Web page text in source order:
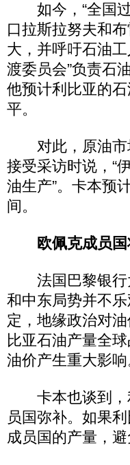
如今，“全国过
口拉斯拉努夫和
大，并呼吁石油
渡委员会”负责石
他预计利比亚的
平。
对此，原油市
接受采访时说，“
油生产”。卡本预
间。
欧佩克成员
法国巴黎银行
和中东局势并不
定，地缘政治对
比亚石油产量全
油价产生重大影响
卡本也谈到，
员国弥补。如果
成员国的产量，避